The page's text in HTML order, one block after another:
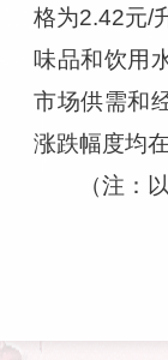
格为2.42元/
味品和饮用
市场供需和
涨跌幅度均
（注：